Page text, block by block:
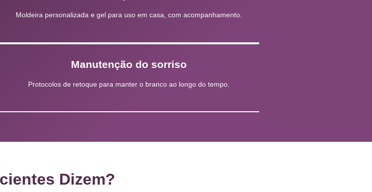
Moldeira personalizada e gel para uso em casa, com acompanhamento.
Manutenção do sorriso
Protocolos de retoque para manter o branco ao longo do tempo.
Dizem?